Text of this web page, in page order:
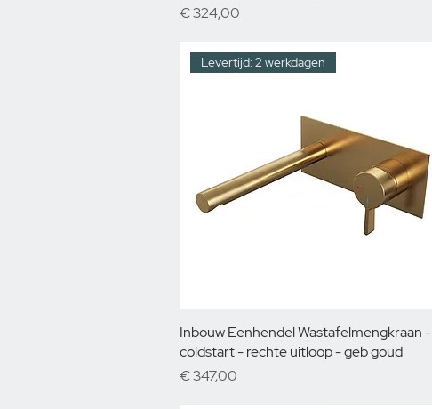
Prijs
€ 324,00
Levertijd: 2 werkdagen
Inbouw Eenhendel Wastafelmengkraan -
coldstart - rechte uitloop - geb goud
Prijs
€ 347,00